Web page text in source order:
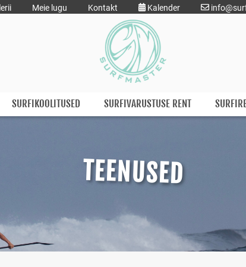
Meie lugu Kontakt Kalender
SURFIKOOLITUSED SURFIVARUSTUSE RENT
TEENUSED